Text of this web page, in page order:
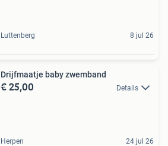
Luttenberg 8 jul 26
Drijfmaatje baby zwemband
€ 25,00 Details
Herpen 24 jul 26